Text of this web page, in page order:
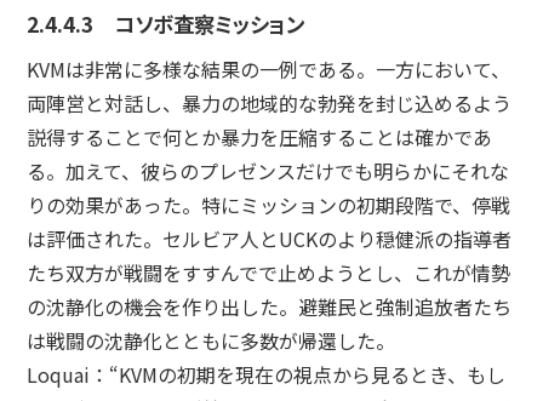
2.4.4.3 コソボ査察ミッション
KVMは非常に多様な結果の一例である。一方において、
両陣営と対話し、暴力の地域的な勃発を封じ込めるよう
説得することで何とか暴力を圧縮することは確かであ
る。加えて、彼らのプレゼンスだけでも明らかにそれな
りの効果があった。特にミッションの初期段階で、停戦
は評価された。セルビア人とUCKのより穏健派の指導者
たち双方が戦闘をすすんでで止めようとし、これが情勢
の沈静化の機会を作り出した。避難民と強制追放者たち
は戦闘の沈静化とともに多数が帰還した。
Loquai：“KVMの初期を現在の視点から見るとき、もし